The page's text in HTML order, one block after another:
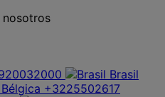
Brasil
Bélgica +3225502617